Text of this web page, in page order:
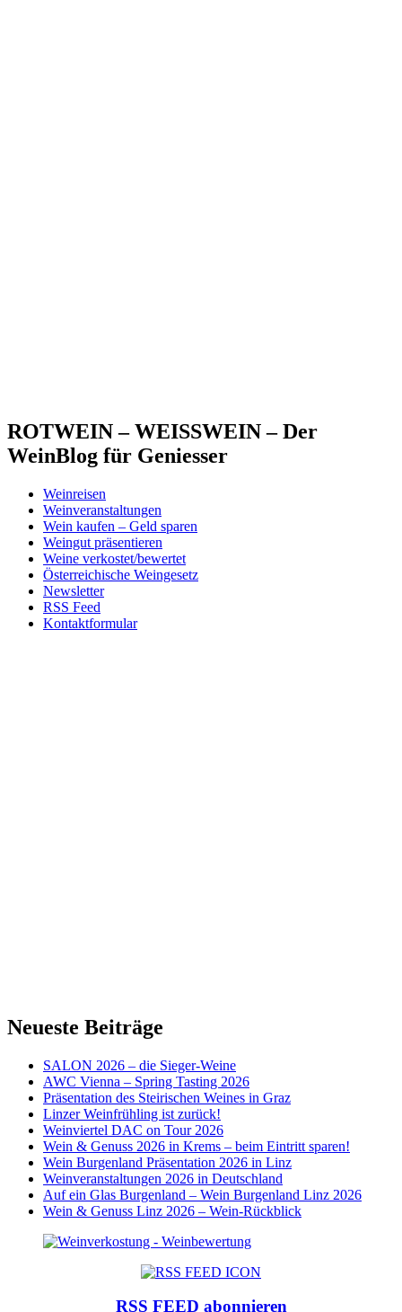
ROTWEIN – WEISSWEIN – Der
WeinBlog für Geniesser
Weinreisen
Weinveranstaltungen
Wein kaufen – Geld sparen
Weingut präsentieren
Weine verkostet/bewertet
Österreichische Weingesetz
Newsletter
RSS Feed
Kontaktformular
Neueste Beiträge
SALON 2026 – die Sieger-Weine
AWC Vienna – Spring Tasting 2026
Präsentation des Steirischen Weines in Graz
Linzer Weinfrühling ist zurück!
Weinviertel DAC on Tour 2026
Wein & Genuss 2026 in Krems – beim Eintritt sparen!
Wein Burgenland Präsentation 2026 in Linz
Weinveranstaltungen 2026 in Deutschland
Auf ein Glas Burgenland – Wein Burgenland Linz 2026
Wein & Genuss Linz 2026 – Wein-Rückblick
RSS FEED abonnieren